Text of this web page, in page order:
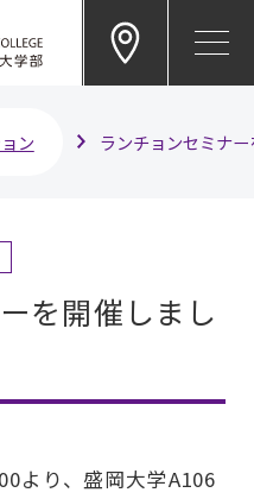
ン ランチョンセミナ
を開催しまし
より、盛岡大学A106